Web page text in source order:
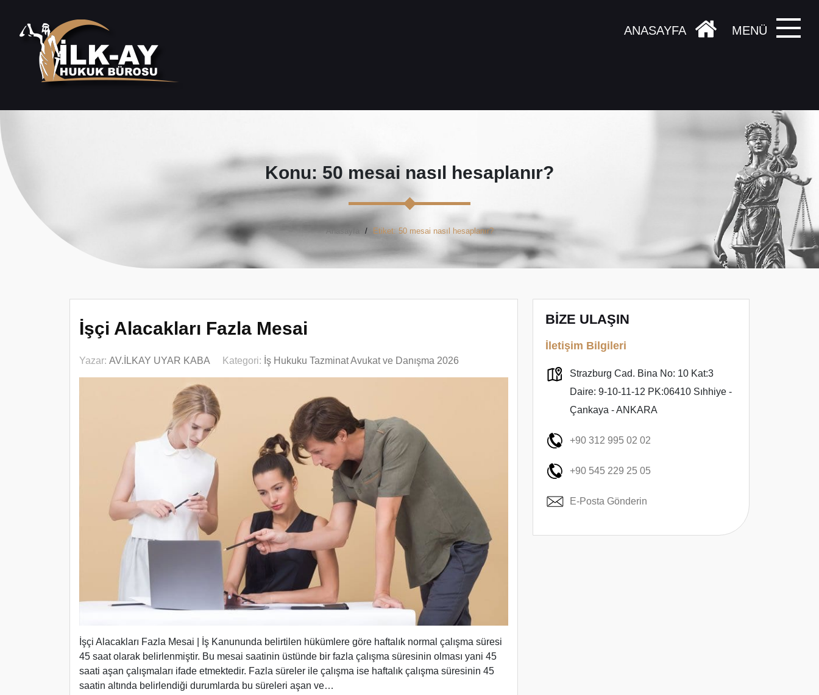
MENÜ
ANASAYFA
Konu: 50 mesai nasıl hesaplanır?
Anasayfa Etiket: 50 mesai nasıl hesaplanır?
İşçi Alacakları Fazla Mesai
Yazar: AV.İLKAY UYAR KABA Kategori: İş Hukuku Tazminat Avukat ve Danışma 2026
İşçi Alacakları Fazla Mesai | İş Kanununda belirtilen hükümlere göre haftalık normal çalışma süresi
45 saat olarak belirlenmiştir. Bu mesai saatinin üstünde bir fazla çalışma süresinin olması yani 45
saati aşan çalışmaları ifade etmektedir. Fazla süreler ile çalışma ise haftalık çalışma süresinin 45
saatin altında belirlendiği durumlarda bu süreleri aşan ve…
BİZE ULAŞIN
İletişim Bilgileri
Strazburg Cad. Bina No: 10 Kat:3
Daire: 9-10-11-12 PK:06410 Sıhhiye -
Çankaya - ANKARA
+90 312 995 02 02
+90 545 229 25 05
E-Posta Gönderin